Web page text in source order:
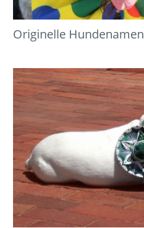
Originelle Hundenamen